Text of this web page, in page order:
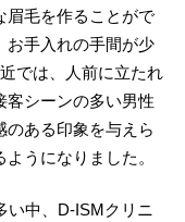
眉毛を作ることがで
お手入れの手間が少
では、人前に立たれ
客シーンの多い男性
ある印象を与えら
うになりました。
い中、D-ISMクリニ